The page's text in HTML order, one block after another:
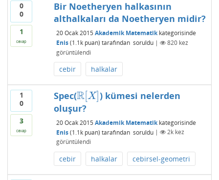
0
0
1
cevap
Bir Noetheryen halkasının
althalkaları da Noetheryen midir?
20 Ocak 2015 Akademik Matematikkategorisinde
Enis (1.1kpuan) tarafından soruldu | 820kez
görüntülendi
cebir halkalar
1
0
3
cevap
Spec(R[X]
R[ X]
) kümesi nelerden
oluşur?
20 Ocak 2015 Akademik Matematikkategorisinde
Enis (1.1kpuan) tarafından soruldu | 2kkez
görüntülendi
cebir halkalar cebirsel-geometri